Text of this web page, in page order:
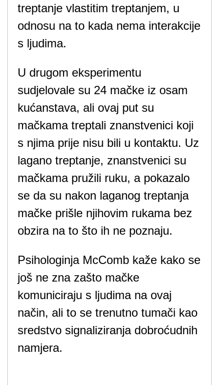
treptanje vlastitim treptanjem, u
odnosu na to kada nema interakcije
s ljudima.
U drugom eksperimentu
sudjelovale su 24 mačke iz osam
kućanstava, ali ovaj put su
mačkama treptali znanstvenici koji
s njima prije nisu bili u kontaktu. Uz
lagano treptanje, znanstvenici su
mačkama pružili ruku, a pokazalo
se da su nakon laganog treptanja
mačke prišle njihovim rukama bez
obzira na to što ih ne poznaju.
Psihologinja McComb kaže kako se
još ne zna zašto mačke
komuniciraju s ljudima na ovaj
način, ali to se trenutno tumači kao
sredstvo signaliziranja dobroćudnih
namjera.